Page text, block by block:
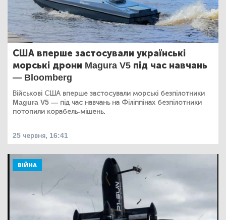
США вперше застосували українські
морські дрони Magura V5 під час навчань
— Bloomberg
Військові США вперше застосували морські безпілотники
Magura V5 — під час навчань на Філіппінах безпілотники
потопили корабель-мішень.
25 червня, 16:41
ВІЙНА